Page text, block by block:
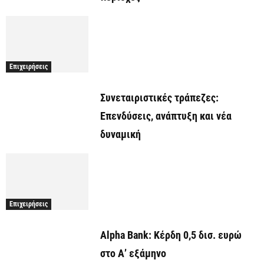
Επιχειρήσεις
Συνεταιριστικές τράπεζες:
Επενδύσεις, ανάπτυξη και νέα
δυναμική
Επιχειρήσεις
Alpha Bank: Κέρδη 0,5 δισ. ευρώ
στο Α’ εξάμηνο